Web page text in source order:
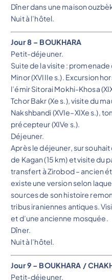
Dîner dans une maison
Nuit à l’hôtel.
Jour 8 – BOUKHARA
Petit-déjeuner.
Suite de la visite : promenade
Minor (XVIIIe s.). Excursion
l’émir Sitorai Mokhi-Khosa
Tchor Bakr (Xe s.), visite du
Nakshbandi (XVIe–XIXe s.),
précepteur (XIVe s.).
Déjeuner.
Après le déjeuner, sur
de Kagan (15 km) et visite du
transfert à Zirobod – ancien
existe une version selon
sources de son histoire
tribus iraniennes antiques.
et d’une ancienne mosquée.
Dîner.
Nuit à l’hôtel.
Jour 9 – BOUKHARA /
Petit-déjeuner.